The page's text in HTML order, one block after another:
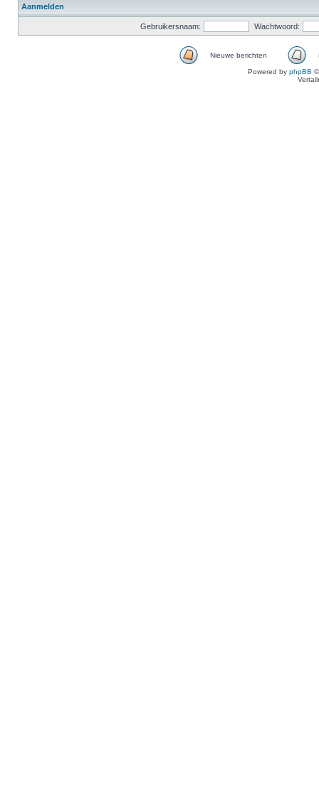
Aanmelden
Gebruikersnaam: Wachtwoord:
Nieuwe berichten
Powered by phpBB